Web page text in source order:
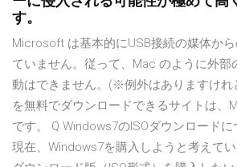
す。
Microsoft は基本的にUSB接続の媒体か
ていません。従って、Mac のように外部
動はできません。(※例外はありますけれ
を無料でダウンロードできるサイトは、
です。 Q Windows7のISOダウンロードに
現在、Windows7を購入しようと考えて